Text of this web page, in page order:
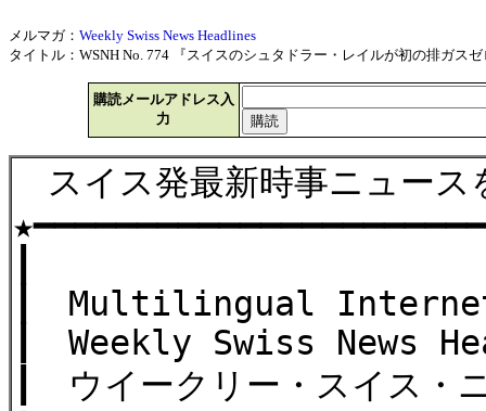
メルマガ： Weekly Swiss News Headlines
タイトル：WSNH No. 774 『スイスのシュタドラー・レイルが初の排ガス
購読メールアドレス入
力
スイス発最新時事ニュース
┃ Multilingual
┃ Weekly Swiss News
┃ ウイークリー・スイス・